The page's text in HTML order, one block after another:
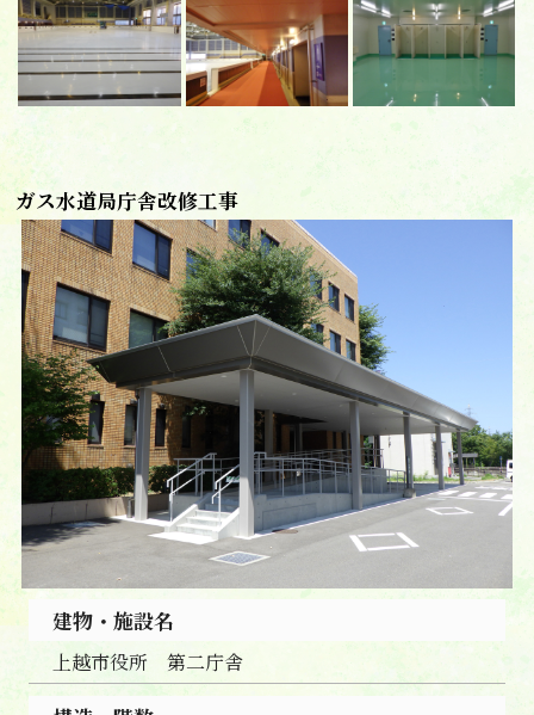
ガス水道局庁舎改修工事
建物・施設名
上越市役所 第二庁舎